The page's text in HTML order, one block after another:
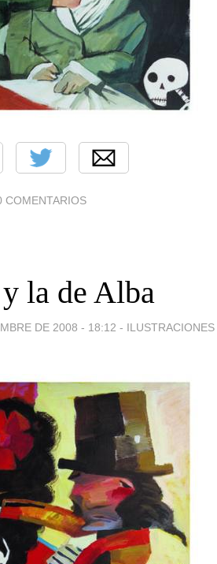
COMENTARIOS
la de Alba
DE 2008 - 18:12 - ILUSTRACIONES